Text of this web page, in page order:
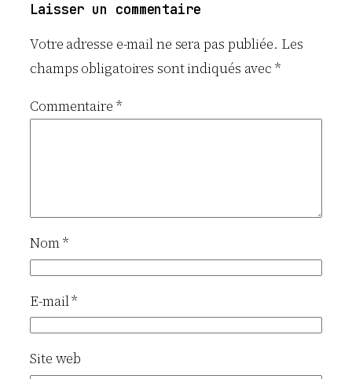
Laisser un commentaire
Votre adresse e-mail ne sera pas publiée. Les
champs obligatoires sont indiqués avec*
Commentaire *
Nom*
E-mail*
Site web